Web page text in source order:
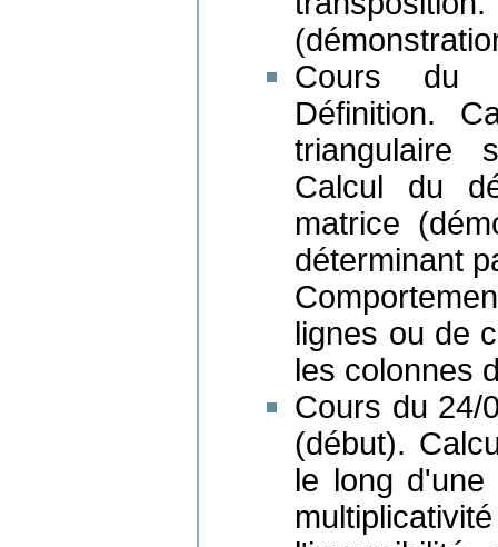
Cours du
Définition.
triangulaire
Calcul du
matrice
déterminant
lignes ou de
les colonnes
Cours du 24/
(début).
le long d'une